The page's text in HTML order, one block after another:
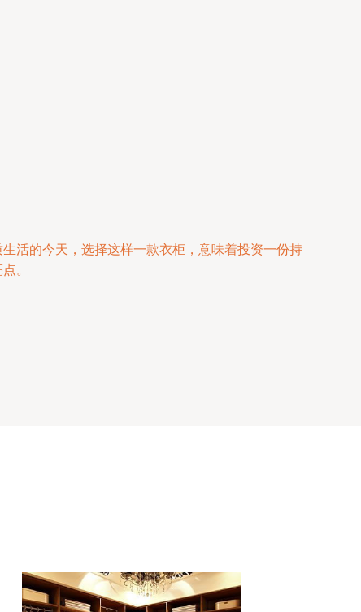
活的今天，选择这样一款衣柜，意味着投资一份持
。